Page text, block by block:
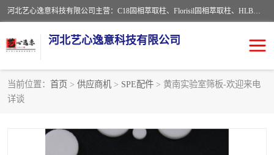
河北艺心逸意科技有限公司主营：C18固相萃取柱、Florisil固相萃取柱、HLB固相萃取柱、MCX固相萃取柱、QuEChERS、固相萃取空柱、针式过滤器 、固相萃取柱、黄曲霉毒素亲和柱。全国咨询热线：18630105913。河北艺心逸意科技有限公司接受来样定做，我们秉承着“顾客至上，锐意进取”的经营理念，坚持客户至上的原则为广大客户提供优质的服务，欢迎广大客户惠顾！免费咨询！
河北艺心逸意科技有限公司
当前位置： 首页 > 供应商机 > SPE配件 > 黄南实验室筛板-欢迎来电
详谈
固相萃取柱
离子色谱预处理柱 免疫亲和柱